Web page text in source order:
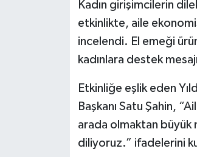
Kadın girişimcilerin
etkinlikte, aile
incelendi. El emeği
kadınlara destek
Etkinliğe eşlik eden
Başkanı Satu Şahin,
arada olmaktan büyük
diliyoruz.” ifadelerini